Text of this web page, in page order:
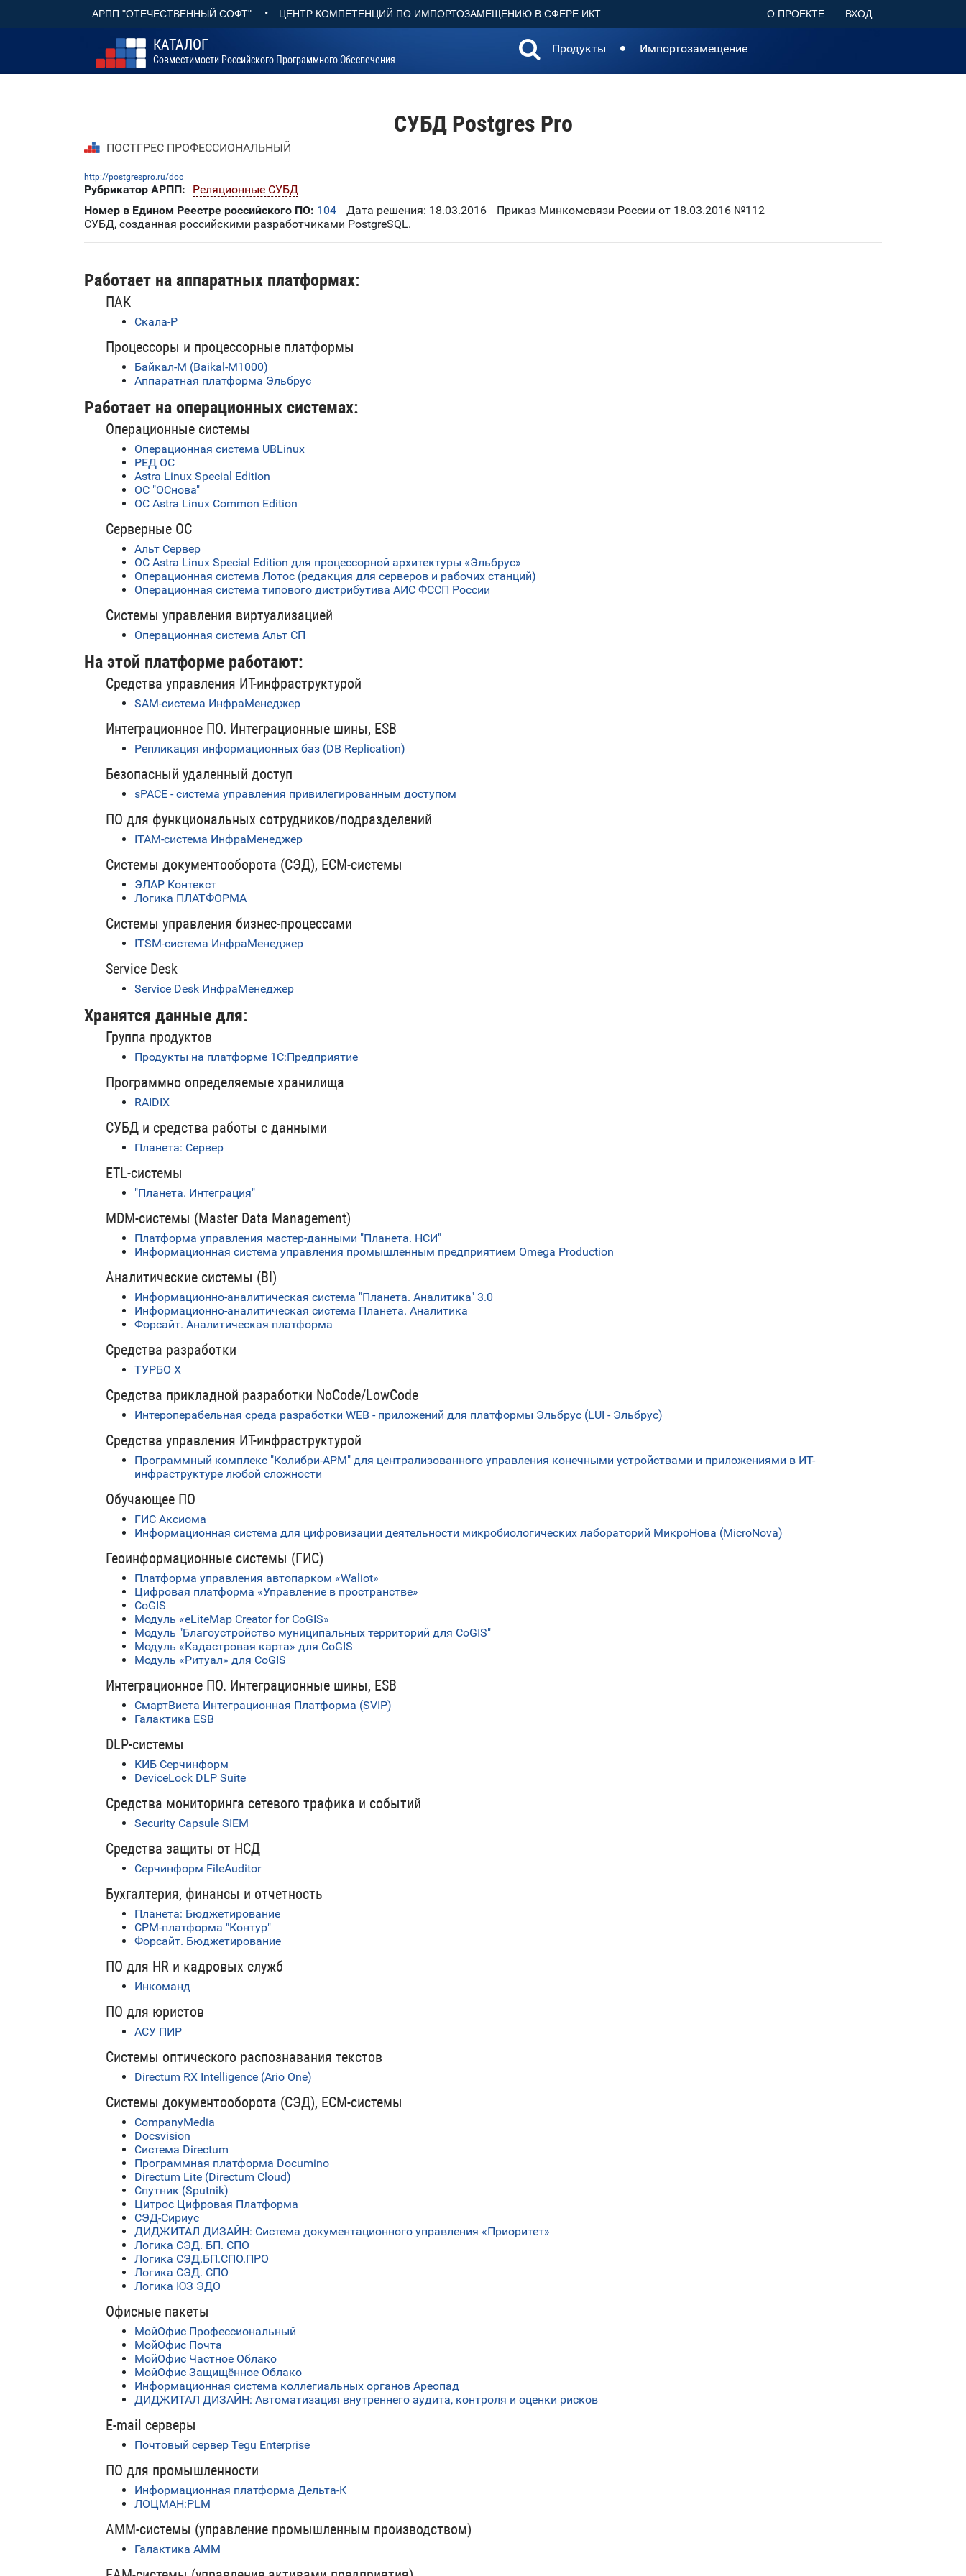
АРПП "ОТЕЧЕСТВЕННЫЙ СОФТ" • ЦЕНТР КОМПЕТЕНЦИЙ ПО ИМПОРТОЗАМЕЩЕНИЮ В СФЕРЕ ИКТ О ПРОЕКТЕ ВХОД
КАТАЛОГ
Совместимости Российского Программного Обеспечения
Продукты Импортозамещение
СУБД Postgres Pro
ПОСТГРЕС ПРОФЕССИОНАЛЬНЫЙ
http://postgrespro.ru/doc
Рубрикатор АРПП:
Реляционные СУБД
Номер в Едином Реестре российского ПО: 104 Дата решения: 18.03.2016
Приказ Минкомсвязи России от 18.03.2016 №112
СУБД, созданная российскими разработчиками PostgreSQL.
Работает на аппаратных платформах:
ПАК
Скала-Р
Процессоры и процессорные платформы
Байкал-М (Baikal-M1000)
Аппаратная платформа Эльбрус
Работает на операционных системах:
Операционные системы
Операционная система UBLinux
РЕД ОС
Astra Linux Special Edition
ОС "ОСнова"
ОС Astra Linux Common Edition
Серверные ОС
Альт Сервер
ОС Astra Linux Special Edition для процессорной архитектуры «Эльбрус»
Операционная система Лотос (редакция для серверов и рабочих станций)
Операционная система типового дистрибутива АИС ФССП России
Системы управления виртуализацией
Операционная система Альт СП
На этой платформе работают:
Средства управления ИТ-инфраструктурой
SAM-система ИнфраМенеджер
Интеграционное ПО. Интеграционные шины, ESB
Репликация информационных баз (DB Replication)
Безопасный удаленный доступ
sPACE - система управления привилегированным доступом
ПО для функциональных сотрудников/подразделений
ITAM-система ИнфраМенеджер
Системы документооборота (СЭД), ECM-системы
ЭЛАР Контекст
Логика ПЛАТФОРМА
Системы управления бизнес-процессами
ITSM-система ИнфраМенеджер
Service Desk
Service Desk ИнфраМенеджер
Хранятся данные для:
Группа продуктов
Продукты на платформе 1С:Предприятие
Программно определяемые хранилища
RAIDIX
СУБД и средства работы с данными
Планета: Сервер
ETL-системы
"Планета. Интеграция"
MDM-системы (Master Data Management)
Платформа управления мастер-данными "Планета. НСИ"
Информационная система управления промышленным предприятием Omega Production
Аналитические системы (BI)
Информационно-аналитическая система "Планета. Аналитика" 3.0
Информационно-аналитическая система Планета. Аналитика
Форсайт. Аналитическая платформа
Средства разработки
ТУРБО X
Средства прикладной разработки NoCode/LowCode
Интероперабельная среда разработки WEB - приложений для платформы Эльбрус (LUI - Эльбрус)
Средства управления ИТ-инфраструктурой
Программный комплекс "Колибри-АРМ" для централизованного управления конечными устройствами и приложениями в ИТ-
инфраструктуре любой сложности
Обучающее ПО
ГИС Аксиома
Информационная система для цифровизации деятельности микробиологических лабораторий МикроНова (MicroNova)
Геоинформационные системы (ГИС)
Платформа управления автопарком «Waliot»
Цифровая платформа «Управление в пространстве»
CoGIS
Модуль «eLiteMap Creator for CoGIS»
Модуль "Благоустройство муниципальных территорий для CoGIS"
Модуль «Кадастровая карта» для CoGIS
Модуль «Ритуал» для CoGIS
Интеграционное ПО. Интеграционные шины, ESB
СмартВиста Интеграционная Платформа (SVIP)
Галактика ESB
DLP-системы
КИБ Серчинформ
DeviceLock DLP Suite
Средства мониторинга сетевого трафика и событий
Security Capsule SIEM
Средства защиты от НСД
Серчинформ FileAuditor
Бухгалтерия, финансы и отчетность
Планета: Бюджетирование
CPM-платформа "Контур"
Форсайт. Бюджетирование
ПО для HR и кадровых служб
Инкоманд
ПО для юристов
АСУ ПИР
Системы оптического распознавания текстов
Directum RX Intelligence (Ario One)
Системы документооборота (СЭД), ECM-системы
CompanyMedia
Docsvision
Система Directum
Программная платформа Documino
Directum Lite (Directum Cloud)
Спутник (Sputnik)
Цитрос Цифровая Платформа
СЭД-Сириус
ДИДЖИТАЛ ДИЗАЙН: Система документационного управления «Приоритет»
Логика СЭД. БП. СПО
Логика СЭД.БП.СПО.ПРО
Логика СЭД. СПО
Логика ЮЗ ЭДО
Офисные пакеты
МойОфис Профессиональный
МойОфис Почта
МойОфис Частное Облако
МойОфис Защищённое Облако
Информационная система коллегиальных органов Ареопад
ДИДЖИТАЛ ДИЗАЙН: Автоматизация внутреннего аудита, контроля и оценки рисков
E-mail серверы
Почтовый сервер Tegu Enterprise
ПО для промышленности
Информационная платформа Дельта-К
ЛОЦМАН:PLM
AMM-системы (управление промышленным производством)
Галактика АММ